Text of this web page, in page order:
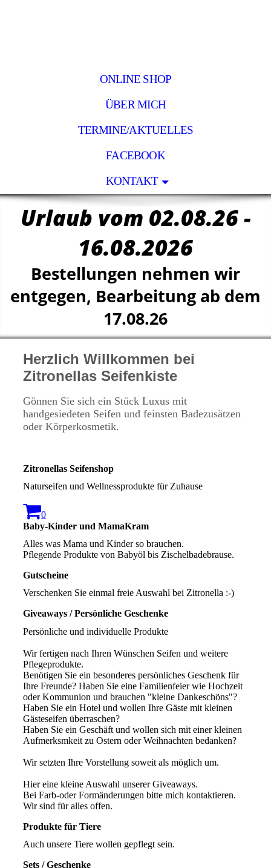
ONLINE SHOP
ÜBER MICH
TERMINE/AKTUELLES
FACEBOOK
KONTAKT
Urlaub vom 02.08.26 -
16.08.2026
Bestellungen nehmen wir
entgegen, Bearbeitung ab dem
17.08.26
Herzlich Willkommen bei
Zitronellas Seifenkiste
Gönnen Sie sich ein Stück Luxus mit
handgesiedeten Seifen und feinsten Badezusätzen
oder Körperkosmetik.
Zitronellas Seifenshop
Naturseifen und Wellnessprodukte für Zuhause
0
Baby-Kinder und MamaKram
Alles was Mama und Kinder so brauchen.
Pflegende Produkte von Babyöl bis Zischelbadebrause.
Gutscheine
Verschenken Sie einmal freie Auswahl bei Zitronella :-)
Giveaways / Persönliche Geschenke
Persönliche und individuelle Produkte
Wir fertigen nach Ihren Wünschen Seifen und weitere
Pflegeprodukte.
Benötigen Sie ein besonderes persönliches Geschenk für
Ihre Freunde? Haben Sie eine Familienfeier wie Hochzeit
oder Kommunion und brauchen "kleine Dankeschöns"?
Haben Sie ein Hotel und wollen Ihre Gäste mit kleinen
Gästeseifen überraschen?
Haben Sie ein Geschäft und wollen sich mit einer kleinen
Aufmerksmkeit zu Ostern oder Weihnachten bedanken?
Wir setzten Ihre Vorstellung soweit als möglich um.
Hier eine kleine Auswahl unserer Giveaways.
Bei Farb-oder Formänderungen bitte mich kontaktieren.
Wir sind für alles offen.
Produkte für Tiere
Auch unsere Tiere wollen gepflegt sein.
Sets / Geschenke